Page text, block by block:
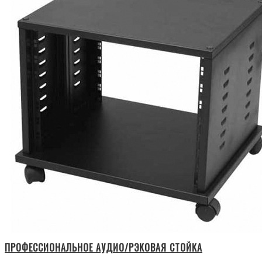
ПРОФЕССИОНАЛЬНОЕ АУДИО/РЭКОВАЯ СТОЙКА